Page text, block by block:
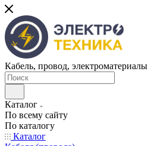
Кабель, провод, электроматериалы
Каталог
По всему сайту
По каталогу
Каталог